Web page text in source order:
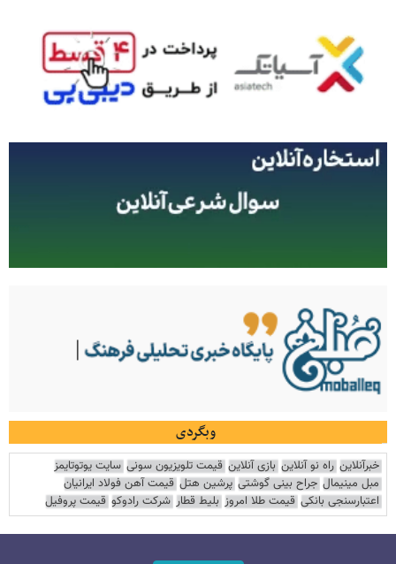
وبگردی
خبرآنلاین راه نو آنلاین بازی آنلاین قیمت تلویزیون سونی سایت یوتوتایمز
مبل مینیمال جراح بینی گوشتی پرشین هتل قیمت آهن فولاد ایرانیان
اعتبارسنجی بانکی قیمت طلا امروز بلیط قطار شرکت رادوکو قیمت پروفیل